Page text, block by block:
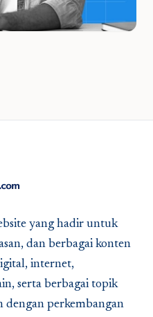
yang hadir untuk
dan berbagai konten
internet,
serta berbagai topik
dengan perkembangan